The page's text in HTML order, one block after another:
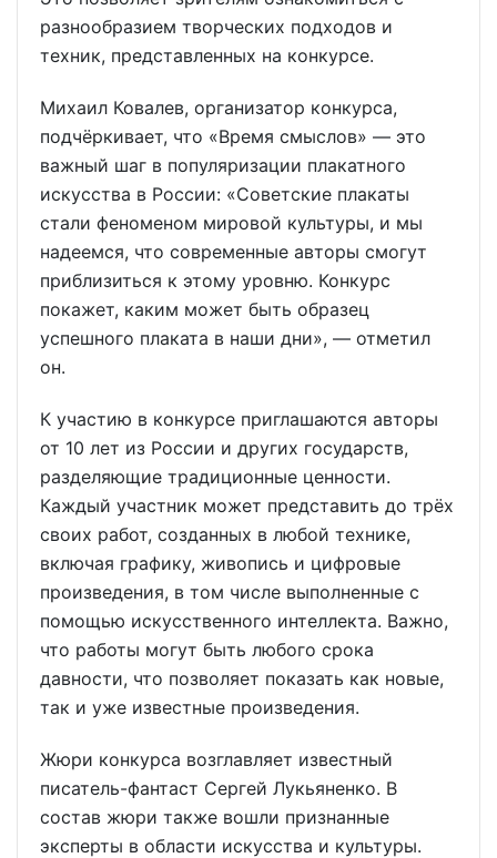
разнообразием творческих подходов и
техник, представленных на конкурсе.
Михаил Ковалев, организатор конкурса,
подчёркивает, что «Время смыслов» — это
важный шаг в популяризации плакатного
искусства в России: «Советские плакаты
стали феноменом мировой культуры, и мы
надеемся, что современные авторы смогут
приблизиться к этому уровню. Конкурс
покажет, каким может быть образец
успешного плаката в наши дни», — отметил
он.
К участию в конкурсе приглашаются авторы
от 10 лет из России и других государств,
разделяющие традиционные ценности.
Каждый участник может представить до трёх
своих работ, созданных в любой технике,
включая графику, живопись и цифровые
произведения, в том числе выполненные с
помощью искусственного интеллекта. Важно,
что работы могут быть любого срока
давности, что позволяет показать как новые,
так и уже известные произведения.
Жюри конкурса возглавляет известный
писатель-фантаст Сергей Лукьяненко. В
состав жюри также вошли признанные
эксперты в области искусства и культуры.